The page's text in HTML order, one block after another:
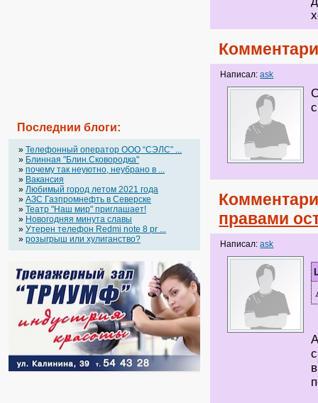
Последнии блоги:
» Телефонный оператор OOO “СЭЛС” ...
» Блинная "Блин.Сковородка"
» почему так неуютно, неубрано в ...
» Вакансия
» Любимый город летом 2021 года
» АЗС Газпромнефть в Северске
» Театр "Наш мир" приглашает!
» Новогодняя минута славы
» Утерен телефон Redmi note 8 pr ...
» розыгрыш или хулиганство?
Написал:ask
правами
Написал:ask